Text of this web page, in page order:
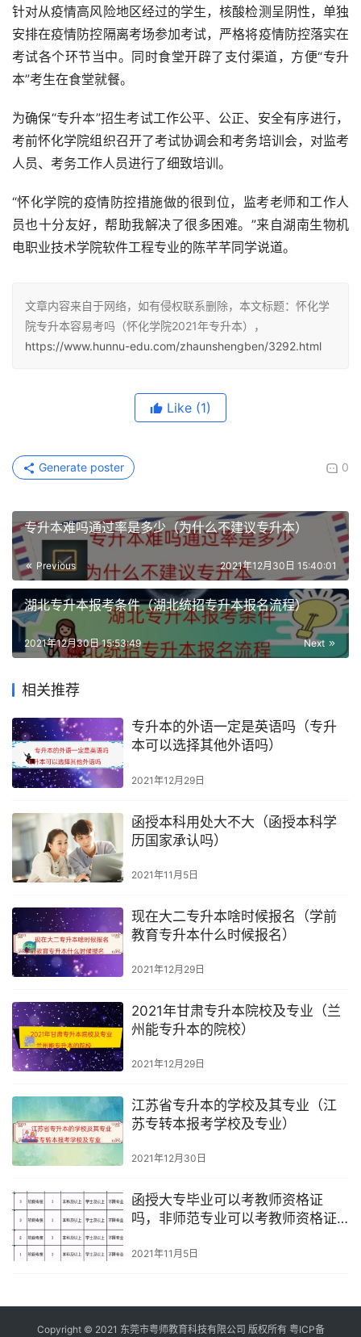
针对从疫情高风险地区经过的学生，核酸检测呈阴性，单独
安排在疫情防控隔离考场参加考试，严格将疫情防控落实在
考试各个环节当中。同时食堂开辟了支付渠道，方便“专升
本”考生在食堂就餐。
为确保“专升本”招生考试工作公平、公正、安全有序进行，
考前怀化学院组织召开了考试协调会和考务培训会，对监考
人员、考务工作人员进行了细致培训。
“怀化学院的疫情防控措施做的很到位，监考老师和工作人
员也十分友好，帮助我解决了很多困难。”来自湖南生物机
电职业技术学院软件工程专业的陈芊芊同学说道。
文章内容来自于网络，如有侵权联系删除，本文标题：怀化学
院专升本容易考吗（怀化学院2021年专升本），
https://www.hunnu-edu.com/zhaunshengben/3292.html
Like (1)
0
Generate poster
专升本难吗通过率是多少（为什么不建议专升本）
Previous 2021年12月30日 15:40:01
湖北专升本报考条件（湖北统招专升本报名流程）
Next
2021年12月30日 15:53:49
相关推荐
专升本的外语一定是英语吗（专升
本可以选择其他外语吗）
2021年12月29日
函授本科用处大不大（函授本科学
历国家承认吗）
2021年11月5日
现在大二专升本啥时候报名（学前
教育专升本什么时候报名）
2021年12月29日
2021年甘肃专升本院校及专业（兰
州能专升本的院校）
2021年12月29日
江苏省专升本的学校及其专业（江
苏专转本报考学校及专业）
2021年12月30日
函授大专毕业可以考教师资格证
吗，非师范专业可以考教师资格证
2021年11月5日
Copyright © 2021 东莞市粤师教育科技有限公司 版权所有 粤ICP备